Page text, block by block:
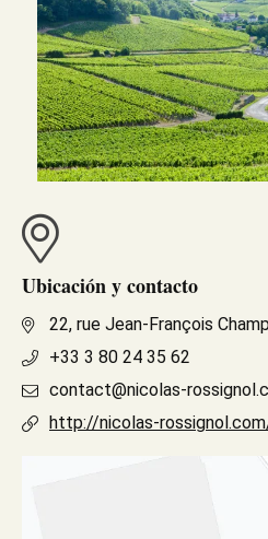
Ubicación y contacto
22, rue Jean-François
+33 3 80 24 35 62
contact@nicolas-
http://nicolas-